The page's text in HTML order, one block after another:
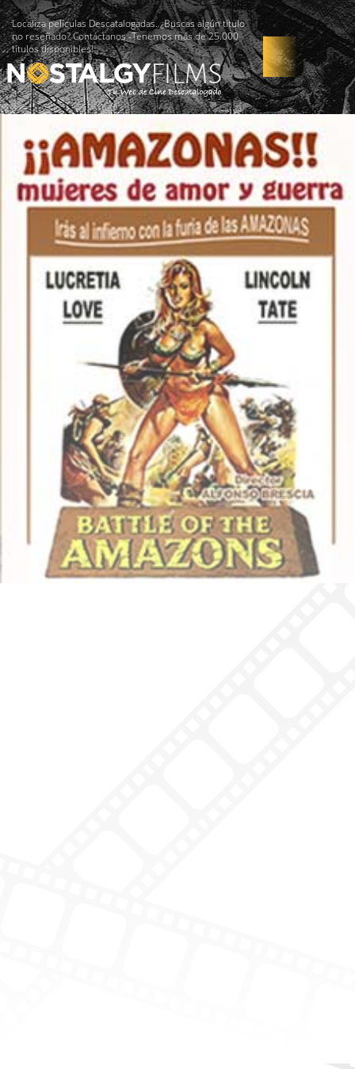
Localiza películas Descatalogadas. ¿Buscas algún título
no reseñado? Contáctanos -Tenemos más de 25.000
títulos disponibles!